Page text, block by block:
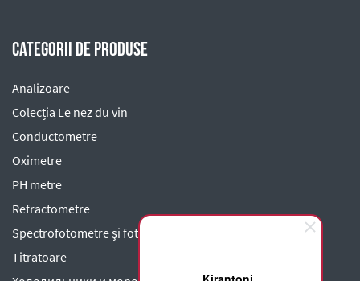
Categorii de produse
Analizoare
Colecția Le nez du vin
Conductometre
Oximetre
PH metre
Refractometre
Spectrofotometre și fotometre
Titratoare